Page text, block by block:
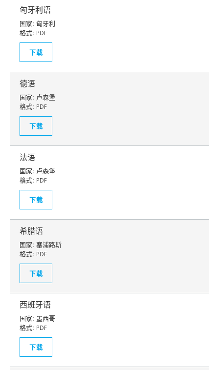
匈牙利语
国家: 匈牙利
格式: PDF
下载
德语
国家: 卢森堡
格式: PDF
下载
法语
国家: 卢森堡
格式: PDF
下载
希腊语
国家: 塞浦路斯
格式: PDF
下载
西班牙语
国家: 墨西哥
格式: PDF
下载